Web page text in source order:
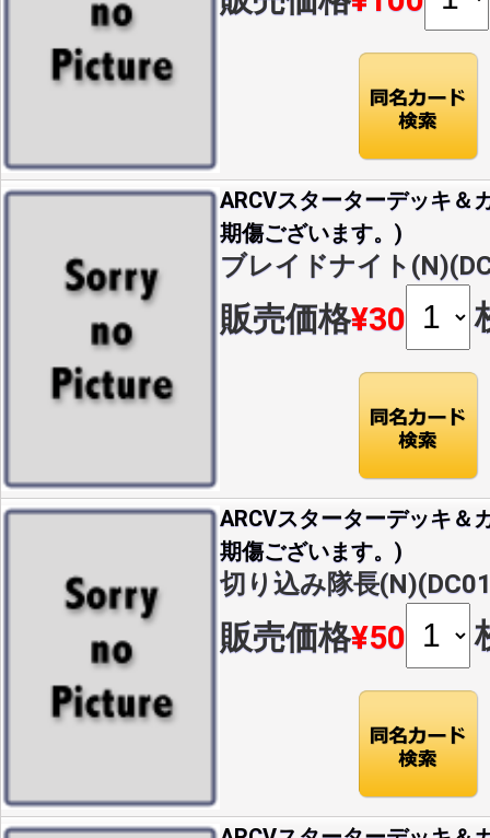
ARCVスターターデッキ＆
期傷ございます。)
ブレイドナイト
販売価格¥30
ARCVスターターデッキ＆
期傷ございます。)
切り込み隊長
販売価格¥50